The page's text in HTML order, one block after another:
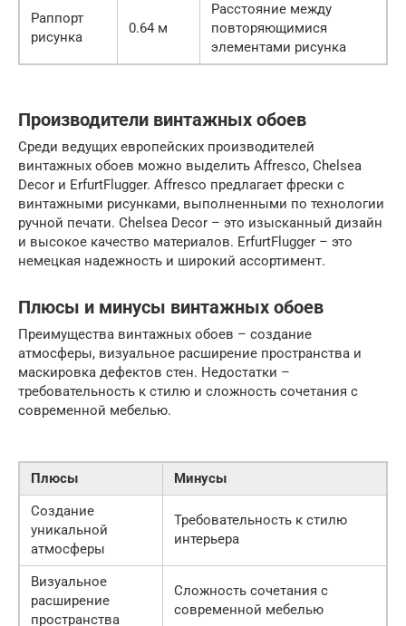
Раппорт
рисунка
0.64 м
Расстояние между
повторяющимися
элементами рисунка
Производители винтажных обоев
Среди ведущих европейских производителей
винтажных обоев можно выделить Affresco, Chelsea
Decor и ErfurtFlugger. Affresco предлагает фрески с
винтажными рисунками, выполненными по технологии
ручной печати. Chelsea Decor – это изысканный дизайн
и высокое качество материалов. ErfurtFlugger – это
немецкая надежность и широкий ассортимент.
Плюсы и минусы винтажных обоев
Преимущества винтажных обоев – создание
атмосферы, визуальное расширение пространства и
маскировка дефектов стен. Недостатки –
требовательность к стилю и сложность сочетания с
современной мебелью.
Плюсы
Минусы
Создание
уникальной
атмосферы
Требовательность к стилю
интерьера
Визуальное
расширение
пространства
Сложность сочетания с
современной мебелью